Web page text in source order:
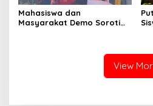
Mahasiswa dan
Masyarakat Demo Soroti
View